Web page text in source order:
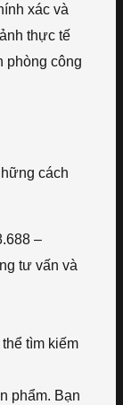
xác và
thực tế
phòng công
cách
–
tư vấn và
tìm kiếm
phẩm. Bạn